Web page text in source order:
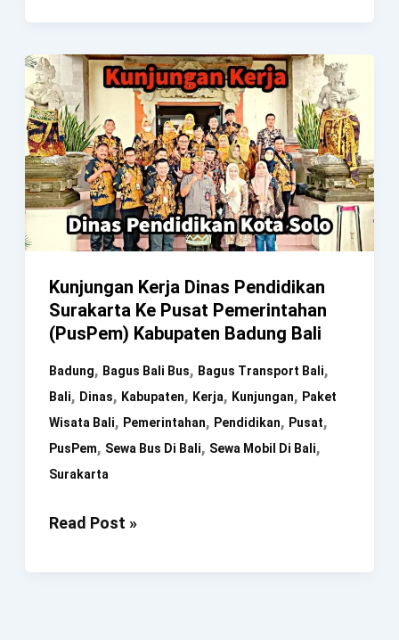
Slb
Negeri
1
Badung
Sumber
Bunga
Kunjungan Kerja Dinas Pendidikan
Surakarta Ke Pusat Pemerintahan
(PusPem) Kabupaten Badung Bali
Badung, Bagus Bali Bus, Bagus Transport Bali,
Bali, Dinas, Kabupaten, Kerja, Kunjungan, Paket
Wisata Bali, Pemerintahan, Pendidikan, Pusat,
PusPem, Sewa Bus Di Bali, Sewa Mobil Di Bali,
Surakarta
Kunjungan
Read Post »